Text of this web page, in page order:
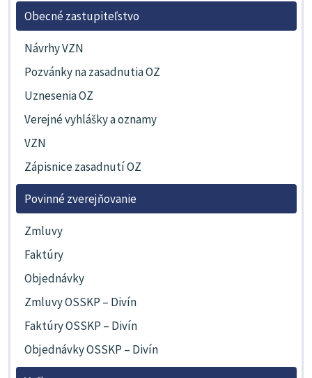
Obecné zastupiteľstvo
Návrhy VZN
Pozvánky na zasadnutia OZ
Uznesenia OZ
Verejné vyhlášky a oznamy
VZN
Zápisnice zasadnutí OZ
Povinné zverejňovanie
Zmluvy
Faktúry
Objednávky
Zmluvy OSSKP – Divín
Faktúry OSSKP – Divín
Objednávky OSSKP – Divín